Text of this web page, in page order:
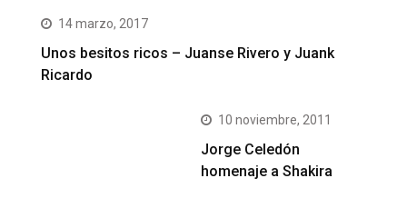
14 marzo, 2017
Unos besitos ricos – Juanse Rivero y Juank
Ricardo
10 noviembre, 2011
Jorge Celedón
homenaje a Shakira